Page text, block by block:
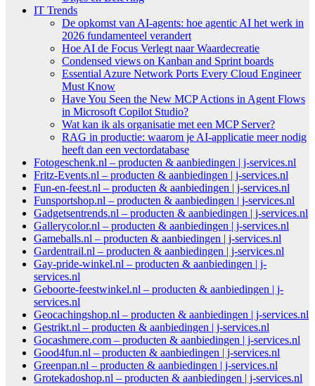
IT Trends
De opkomst van AI-agents: hoe agentic AI het werk in
2026 fundamenteel verandert
Hoe AI de Focus Verlegt naar Waardecreatie
Condensed views on Kanban and Sprint boards
Essential Azure Network Ports Every Cloud Engineer
Must Know
Have You Seen the New MCP Actions in Agent Flows
in Microsoft Copilot Studio?
Wat kan ik als organisatie met een MCP Server?
RAG in productie: waarom je AI-applicatie meer nodig
heeft dan een vectordatabase
Fotogeschenk.nl – producten & aanbiedingen | j-services.nl
Fritz-Events.nl – producten & aanbiedingen | j-services.nl
Fun-en-feest.nl – producten & aanbiedingen | j-services.nl
Funsportshop.nl – producten & aanbiedingen | j-services.nl
Gadgetsentrends.nl – producten & aanbiedingen | j-services.nl
Gallerycolor.nl – producten & aanbiedingen | j-services.nl
Gameballs.nl – producten & aanbiedingen | j-services.nl
Gardentrail.nl – producten & aanbiedingen | j-services.nl
Gay-pride-winkel.nl – producten & aanbiedingen | j-
services.nl
Geboorte-feestwinkel.nl – producten & aanbiedingen | j-
services.nl
Geocachingshop.nl – producten & aanbiedingen | j-services.nl
Gestrikt.nl – producten & aanbiedingen | j-services.nl
Gocashmere.com – producten & aanbiedingen | j-services.nl
Good4fun.nl – producten & aanbiedingen | j-services.nl
Greenpan.nl – producten & aanbiedingen | j-services.nl
Grotekadoshop.nl – producten & aanbiedingen | j-services.nl